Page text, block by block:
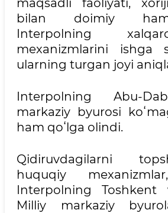
maqsadli faoliyati,
bilan doimiy
Interpolning
mexanizmlarini ishga
ularning turgan joyi
Interpolning Abu-
markaziy byurosi
ham qoʻlga olindi.
Qidiruvdagilarni
huquqiy
Interpolning Toshkent
Milliy markaziy